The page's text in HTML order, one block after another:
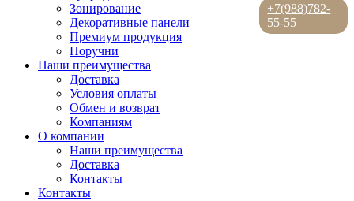
Зонирование
Декоративные панели
Премиум продукция
Поручни
Наши преимущества
Доставка
Условия оплаты
Обмен и возврат
Компаниям
О компании
Наши преимущества
Доставка
Контакты
Контакты
+7(988)782-
55-55